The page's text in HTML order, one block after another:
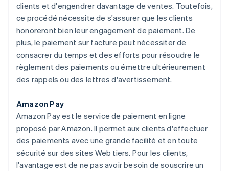
clients et d'engendrer davantage de ventes. Toutefois,
ce procédé nécessite de s'assurer que les clients
honoreront bien leur engagement de paiement. De
plus, le paiement sur facture peut nécessiter de
consacrer du temps et des efforts pour résoudre le
règlement des paiements ou émettre ultérieurement
des rappels ou des lettres d'avertissement.
Amazon Pay
Amazon Pay est le service de paiement en ligne
proposé par Amazon. Il permet aux clients d'effectuer
des paiements avec une grande facilité et en toute
sécurité sur des sites Web tiers. Pour les clients,
l'avantage est de ne pas avoir besoin de souscrire un